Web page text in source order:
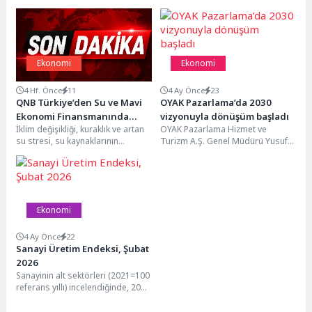
Ekonomi
4 Hf. Önce 11
QNB Türkiye’den Su ve Mavi
Ekonomi Finansmanında
Mavi Repo ile Yeni Adım
İklim değişikliği, kuraklık ve artan
su stresi, su kaynaklarının
sürdürülebilir yönetimini yalnızca
çevresel değil, aynı zamanda...
Ekonomi
4 Ay Önce 23
OYAK Pazarlama’da 2030
vizyonuyla dönüşüm başladı
OYAK Pazarlama Hizmet ve
Turizm A.Ş. Genel Müdürü Yusuf
Ekonomi
4 Ay Önce 22
Sanayi Üretim Endeksi, Şubat
2026
Sanayinin alt sektörleri (2021=100
referans yıllı) incelendiğinde, 2026